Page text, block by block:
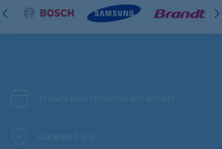
14 jours pour retourner son produit
Garantie 2 ans